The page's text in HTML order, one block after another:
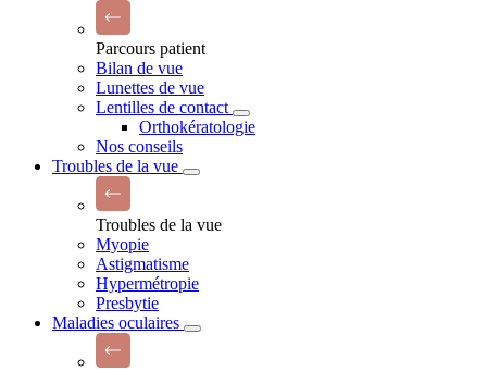
Parcours patient
Bilan de vue
Lunettes de vue
Lentilles de contact
Orthokératologie
Nos conseils
Troubles de la vue
Troubles de la vue
Myopie
Astigmatisme
Hypermétropie
Presbytie
Maladies oculaires